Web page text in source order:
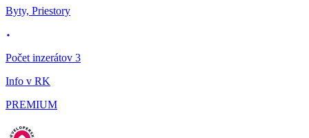
Byty, Priestory
Počet inzerátov 3
Info v RK
PREMIUM